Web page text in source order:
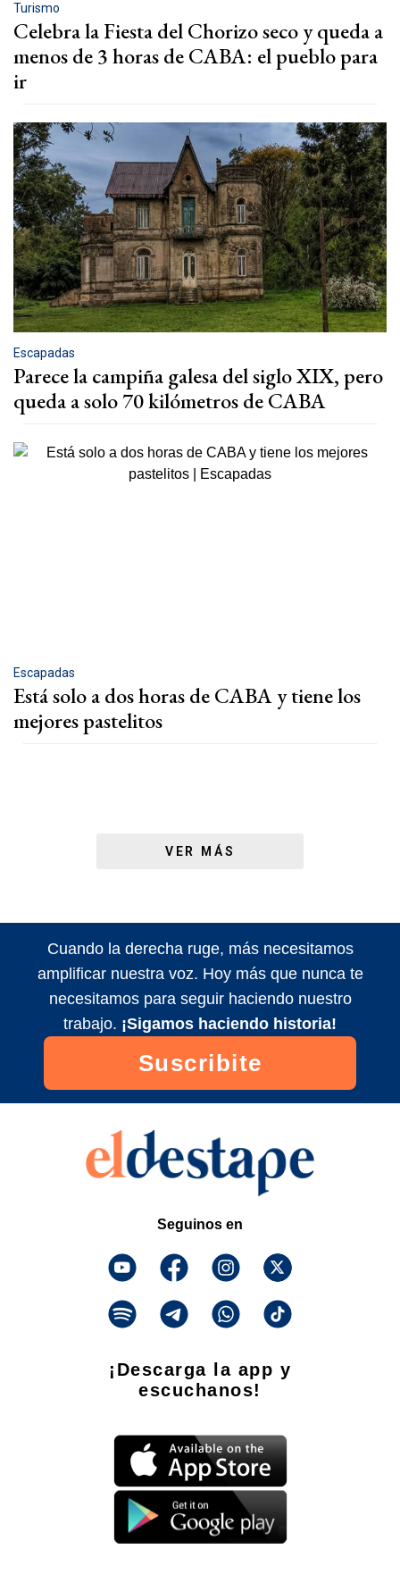
Turismo
Celebra la Fiesta del Chorizo seco y queda a
menos de 3 horas de CABA: el pueblo para
ir
Escapadas
Parece la campiña galesa del siglo XIX, pero
queda a solo 70 kilómetros de CABA
Escapadas
Está solo a dos horas de CABA y tiene los
mejores pastelitos
VER MÁS
Cuando la derecha ruge, más necesitamos
amplificar nuestra voz. Hoy más que nunca te
necesitamos para seguir haciendo nuestro
trabajo. ¡Sigamos haciendo historia!
Suscribite
Seguinos en
¡Descarga la app y
escuchanos!